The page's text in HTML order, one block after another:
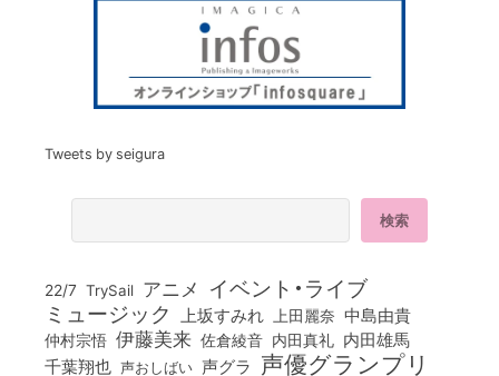
Tweets by seigura
22/7 TrySail アニメ イベント・ライブ
ミュージック 上坂すみれ 上田麗奈 中島由貴
仲村宗悟 伊藤美来 佐倉綾音 内田真礼 内田雄馬
千葉翔也 声おしばい 声グラ 声優グランプリ